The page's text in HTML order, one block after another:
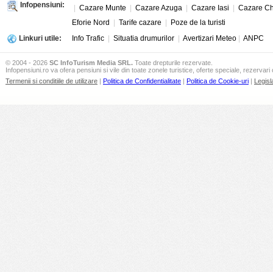
Infopensiuni: Cazare Munte Cazare Azuga Cazare Iasi
Cazare
Eforie Nord
Tarife cazare
Poze de la turisti
Linkuri utile:
Info Trafic Situatia drumurilor Avertizari Meteo ANPC
© 2004 - 2026 SC InfoTurism Media SRL. Toate drepturile rezervate.
Infopensiuni.ro va ofera pensiuni si vile din toate zonele turistice, oferte speciale, rezervari
Termenii si conditiile de utilizare | Politica de Confidentialitate | Politica de Cookie-uri |